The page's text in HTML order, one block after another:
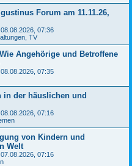
Forum am 11.11.26,
08.08.2026, 07:36
TV
Angehörige und Betroffene
08.08.2026, 07:35
in der häuslichen und
08.08.2026, 07:16
von Kindern und
Welt
07.08.2026, 07:16